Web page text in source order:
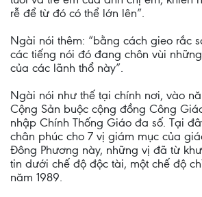
rễ để từ đó có thể lớn lên”.
Ngài nói thêm: “bằng cách gieo rắc
các tiếng nói đó đang chôn vùi
của các lãnh thổ này”.
Ngài nói như thế tại chính nơi, vào
Cộng Sản buộc cộng đồng Công
nhập Chính Thống Giáo đa số. Tại
chân phúc cho 7 vị giám mục của
Đông Phương này, những vị đã từ
tin dưới chế độ độc tài, một chế độ
năm 1989.